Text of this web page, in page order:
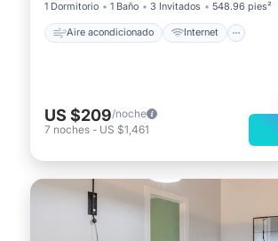
1 Dormitorio 1 Baño 3 Invitados 548.96 pies²
Aire acondicionado Internet
US $209/noche
7 noches - US $1,461